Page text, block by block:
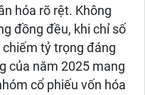
hóa rõ rệt. Không
đồng đều, khi chỉ số
tỷ trọng đáng
của năm 2025 mang
cổ phiếu vốn hóa